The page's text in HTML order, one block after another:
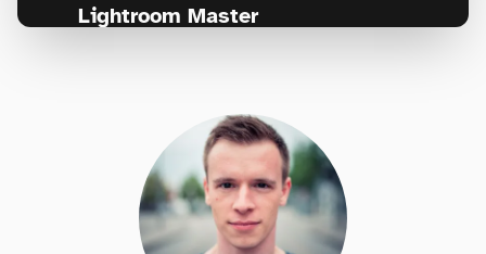
Lightroom Master